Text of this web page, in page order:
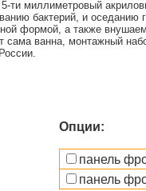
ти миллиметровый
бактерий, и оседанию
формой, а также
сама ванна, монтажный
Опции:
панель
панель